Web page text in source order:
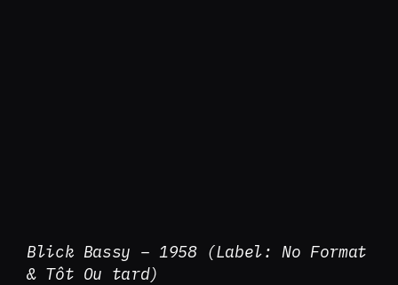
Blick Bassy – 1958 (Label: No Format
& Tôt Ou tard)